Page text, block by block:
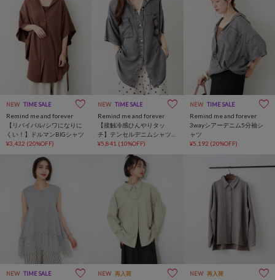
NEW TIME SALE
Remind me and forever
【リバイバル/シワになりに
くい！】ドルマンBIGシャツ
¥3,432 (20%OFF)
NEW TIME SALE
Remind me and forever
【接触冷感ひんやりタッ
チ】テンセルデニムシャツ
ジャケット
¥5,841 (10%OFF)
NEW TIME SALE
Remind me and forever
3wayシアーデニム5分袖シ
ャツ
¥5,192 (20%OFF)
NEW TIME SALE NEW 再入荷 NEW 再入荷